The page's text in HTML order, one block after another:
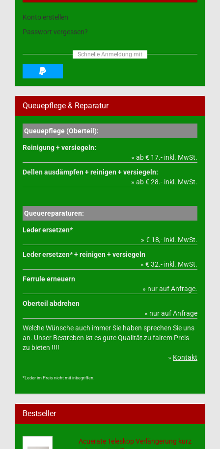
Konto erstellen
Passwort vergessen?
Schnelle Anmeldung mit
Queuepflege & Reparatur
Queuepflege (Oberteil):
Reinigung + versiegeln:
» ab € 17.- inkl. MwSt.
Dellen ausdämpfen + reinigen + versiegeln:
» ab € 28.- inkl. MwSt.
Queuereparaturen:
Leder ersetzen*
» € 18,- inkl. MwSt.
Leder ersetzen* + reinigen + versiegeln
» € 32.- inkl. MwSt.
Ferrule erneuern
» nur auf Anfrage.
Oberteil abdrehen
» nur auf Anfrage
Welche Wünsche auch immer Sie haben sprechen Sie uns
an. Unser Bestreben ist es gute Qualität zu fairem Preis
zu bieten !!!!
» Kontakt
*Leder im Preis nicht mit inbegriffen.
Bestseller
Acuerate Teleskop Verlängerung kurz